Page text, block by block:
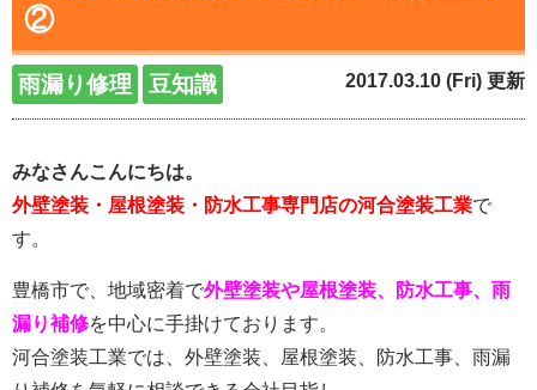
②
雨漏り修理 豆知識 2017.03.10 (Fri) 更新
みなさんこんにちは。
外壁塗装・屋根塗装・防水工事専門店の河合塗装工業で
す。
豊橋市で、地域密着で外壁塗装や屋根塗装、防水工事、雨
漏り補修を中心に手掛けております。
河合塗装工業では、外壁塗装、屋根塗装、防水工事、雨漏